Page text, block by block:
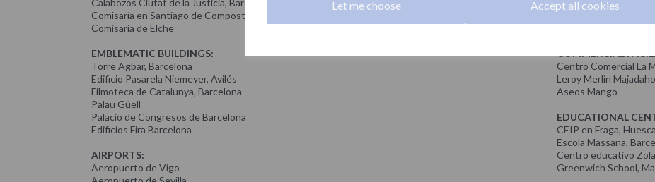
Let me choose Accept all cookies
Calabozos Ciutat de la Justicia, Barcelona
Comisaría en Santiago de Compostela
Comisaría de Elche
EMBLEMATIC BUILDINGS:
Torre Agbar, Barcelona
Edificio Pasarela Niemeyer, Avilés
Filmoteca de Catalunya, Barcelona
Palau Güell
Palacio de Congresos de Barcelona
Edificios Fira Barcelona
AIRPORTS:
Aeropuerto de Vigo
Museo del Esqui,
Biblioteca Nacional,
COMMERCIAL
Centro Comercial La
Leroy Merlin
Aseos Mango
EDUCATIONAL
CEIP en Fraga, Huesca
Escola Massana,
Centro educativo
Greenwich School,